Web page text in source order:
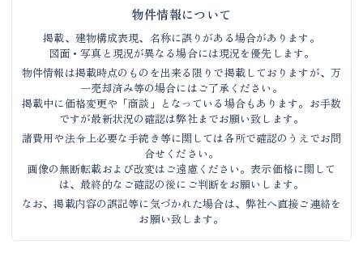
物件情報について
掲載、建物構成表現、名称に誤りがある場合があります。
図面・写真と現況が異なる場合には現況を優先します。
物件情報は掲載時点のものを出来る限りで掲載しておりますが、万
一売却済み等の場合にはご了承ください。
掲載中に価格変更や「商談」となっている場合もあります。お手数
ですが最新状況の確認は弊社までお願い致します。
諸費用や法令上必要な手続き等に関しては各所で確認のうえでお問
合せください。
画像の無断転載および改変はご遠慮ください。表示価格に関して
は、最終的なご確認の後にご判断をお願いします。
なお、掲載内容の誤記等に気づかれた場合は、弊社へ直接ご連絡を
お願い致します。